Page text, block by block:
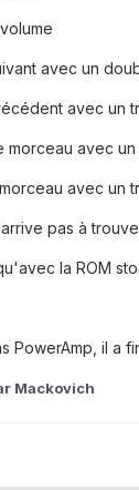
avec un
avec un
morceau avec
avec un
pas à
la ROM
PowerAmp, il a
Mackovich